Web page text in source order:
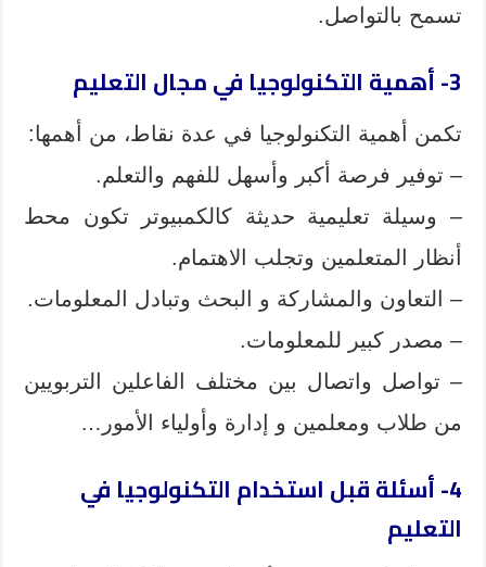
تسمح بالتواصل‏.‏
3- أهمية التكنولوجيا في مجال التعليم
تكمن أهمية التكنولوجيا في عدة نقاط، من أهمها:
– توفير فرصة أكبر وأسهل للفهم والتعلم.
– وسيلة تعليمية حديثة كالكمبيوتر تكون محط
أنظار المتعلمين وتجلب الاهتمام.
– التعاون والمشاركة و البحث وتبادل المعلومات.
– مصدر كبير للمعلومات.
– تواصل واتصال بين مختلف الفاعلين التربويين
من طلاب ومعلمين و إدارة وأولياء الأمور…
4- أسئلة قبل استخدام التكنولوجيا في
التعليم